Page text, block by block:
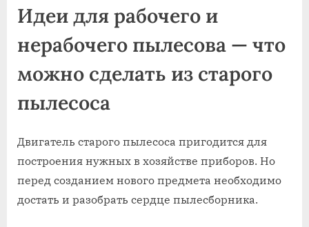
Идеи для рабочего и
нерабочего пылесова — что
можно сделать из старого
пылесоса
Двигатель старого пылесоса пригодится для
построения нужных в хозяйстве приборов. Но
перед созданием нового предмета необходимо
достать и разобрать сердце пылесборника.